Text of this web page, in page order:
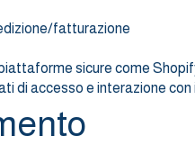
fatturazione
sicure come
di accesso e interazione